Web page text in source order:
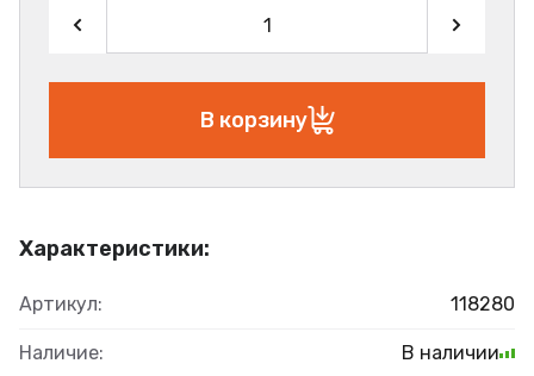
Характеристики:
Артикул: 118280
Наличие: В наличии
В корзину